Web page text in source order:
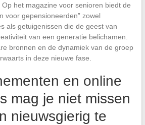
het magazine voor senioren biedt de
voor gepensioneerden” zowel
als getuigenissen die de geest van
van een generatie belichamen.
bronnen en de dynamiek van de groep
in deze nieuwe fase.
en online
mag je niet missen
nieuwsgierig te